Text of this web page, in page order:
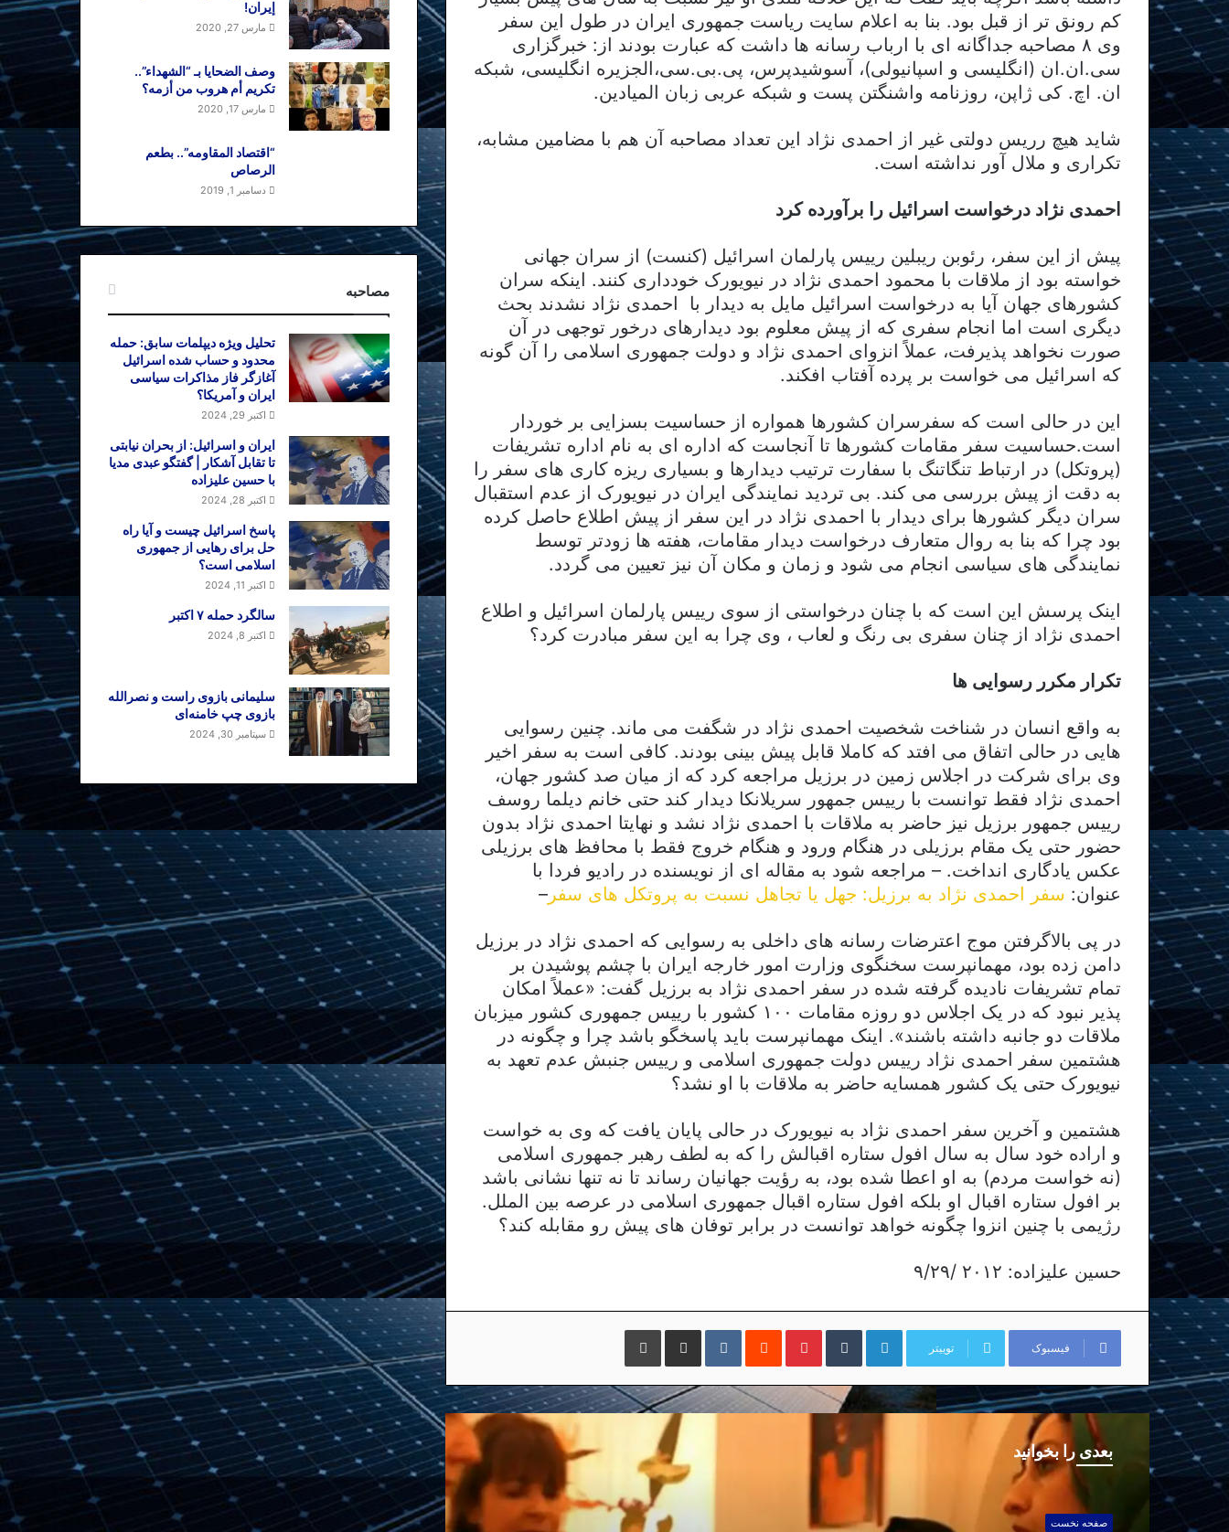
کم رونق تر از قبل بود. بنا به اعلام سایت ریاست جمهوری ایران در طول این سفر
وی ۸ مصاحبه جداگانه ای با ارباب رسانه ها داشت که عبارت بودند از: خبرگزاری
سی.ان.ان (انگلیسی و اسپانیولی)، آسوشیدپرس، پی.بی.سی،الجزیره انگلیسی، شبکه
ان. اچ. کی ژاپن، روزنامه واشنگتن پست و شبکه عربی زبان المیادین.
شاید هیچ رریس دولتی غیر از احمدی نژاد این تعداد مصاحبه آن هم با مضامین مشابه،
تکراری و ملال آور نداشته است.
احمدی نژاد درخواست اسرائیل را برآورده کرد
پیش از این سفر، رئوبن ریبلین رییس پارلمان اسرائیل (کنست) از سران جهانی
خواسته بود از ملاقات با محمود احمدی نژاد در نیویورک خودداری کنند. اینکه سران
کشورهای جهان آیا به درخواست اسرائیل مایل به دیدار با احمدی نژاد نشدند بحث
دیگری است اما انجام سفری که از پیش معلوم بود دیدارهای درخور توجهی در آن
صورت نخواهد پذیرفت، عملاً انزوای احمدی نژاد و دولت جمهوری اسلامی را آن گونه
که اسرائیل می خواست بر پرده آفتاب افکند.
این در حالی است که سفرسران کشورها همواره از حساسیت بسزایی بر خوردار
است.حساسیت سفر مقامات کشورها تا آنجاست که اداره ای به نام اداره تشریفات
(پروتکل) در ارتباط تنگاتنگ با سفارت ترتیب دیدارها و بسیاری ریزه کاری های سفر را
به دقت از پیش بررسی می کند. بی تردید نمایندگی ایران در نیویورک از عدم استقبال
سران دیگر کشورها برای دیدار با احمدی نژاد در این سفر از پیش اطلاع حاصل کرده
بود چرا که بنا به روال متعارف درخواست دیدار مقامات، هفته ها زودتر توسط
نمایندگی های سیاسی انجام می شود و زمان و مکان آن نیز تعیین می گردد.
اینک پرسش این است که با چنان درخواستی از سوی رییس پارلمان اسرائیل و اطلاع
احمدی نژاد از چنان سفری بی رنگ و لعاب ، وی چرا به این سفر مبادرت کرد؟
تکرار مکرر رسوایی ها
به واقع انسان در شناخت شخصیت احمدی نژاد در شگفت می ماند. چنین رسوایی
هایی در حالی اتفاق می افتد که کاملا قابل پیش بینی بودند. کافی است به سفر اخیر
وی برای شرکت در اجلاس زمین در برزیل مراجعه کرد که از میان صد کشور جهان،
احمدی نژاد فقط توانست با رییس جمهور سریلانکا دیدار کند حتی خانم دیلما روسف
رییس جمهور برزیل نیز حاضر به ملاقات با احمدی نژاد نشد و نهایتا احمدی نژاد بدون
حضور حتی یک مقام برزیلی در هنگام ورود و هنگام خروج فقط با محافظ های برزیلی
عکس یادگاری انداخت. – مراجعه شود به مقاله ای از نویسنده در رادیو فردا با
عنوان: سفر احمدی نژاد به برزیل: جهل یا تجاهل نسبت به پروتکل های سفر –
در پی بالاگرفتن موج اعترضات رسانه های داخلی به رسوایی که احمدی نژاد در برزیل
دامن زده بود، مهمانپرست سخنگوی وزارت امور خارجه ایران با چشم پوشیدن بر
تمام تشریفات نادیده گرفته شده در سفر احمدی نژاد به برزیل گفت: «عملاً امکان
پذیر نبود که در یک اجلاس دو روزه مقامات ۱۰۰ کشور با رییس جمهوری کشور میزبان
ملاقات دو جانبه داشته باشند». اینک مهمانپرست باید پاسخگو باشد چرا و چگونه در
هشتمین سفر احمدی نژاد رییس دولت جمهوری اسلامی و رییس جنبش عدم تعهد به
نیویورک حتی یک کشور همسایه حاضر به ملاقات با او نشد؟
هشتمین و آخرین سفر احمدی نژاد به نیویورک در حالی پایان یافت که وی به خواست
و اراده خود سال به سال افول ستاره اقبالش را که به لطف رهبر جمهوری اسلامی
(نه خواست مردم) به او اعطا شده بود، به رؤیت جهانیان رساند تا نه تنها نشانی باشد
بر افول ستاره اقبال او بلکه افول ستاره اقبال جمهوری اسلامی در عرصه بین الملل.
رژیمی با چنین انزوا چگونه خواهد توانست در برابر توفان های پیش رو مقابله کند؟
حسین علیزاده: ۲۰۱۲ /۹/۲۹
فیسبوک توییتر
لینکداینتامبلر پینتریستReddit
VKontakte
اشتراک گذاری با ایمیل چاپ
بعدی را بخوانید
صفحه نخست
نامه سرگشاده حسین علیزاده، دیپلمات
پیشین به ظریف درباره نرگس محمدی:
شما برآمده از مقاومت نرگس محمدی‌ها
هستید
چه فرقی بین چارلی ایبدو و سلمان
إیران!
مارس 27, 2020
وصف الضحایا بـ “الشهداء”..
تکریم أم هروب من أزمه؟
مارس 17, 2020
“اقتصاد المقاومه”.. بطعم
الرصاص
دسامبر 1, 2019
مصاحبه
تحلیل ویژه دیپلمات سابق: حمله
محدود و حساب شده اسرائیل
آغازگر فاز مذاکرات سیاسی
ایران و آمریکا؟
اکتبر 29, 2024
ایران و اسرائیل: از بحران نیابتی
تا تقابل آشکار | گفتگو عبدی مدیا
با حسین علیزاده
اکتبر 28, 2024
پاسخ اسرائیل چیست و آیا راه
حل برای رهایی از جمهوری
اسلامی است؟
اکتبر 11, 2024
سالگرد حمله ۷ اکتبر
اکتبر 8, 2024
سلیمانی بازوی راست و نصرالله
بازوی چپ خامنه‌ای
سپتامبر 30, 2024